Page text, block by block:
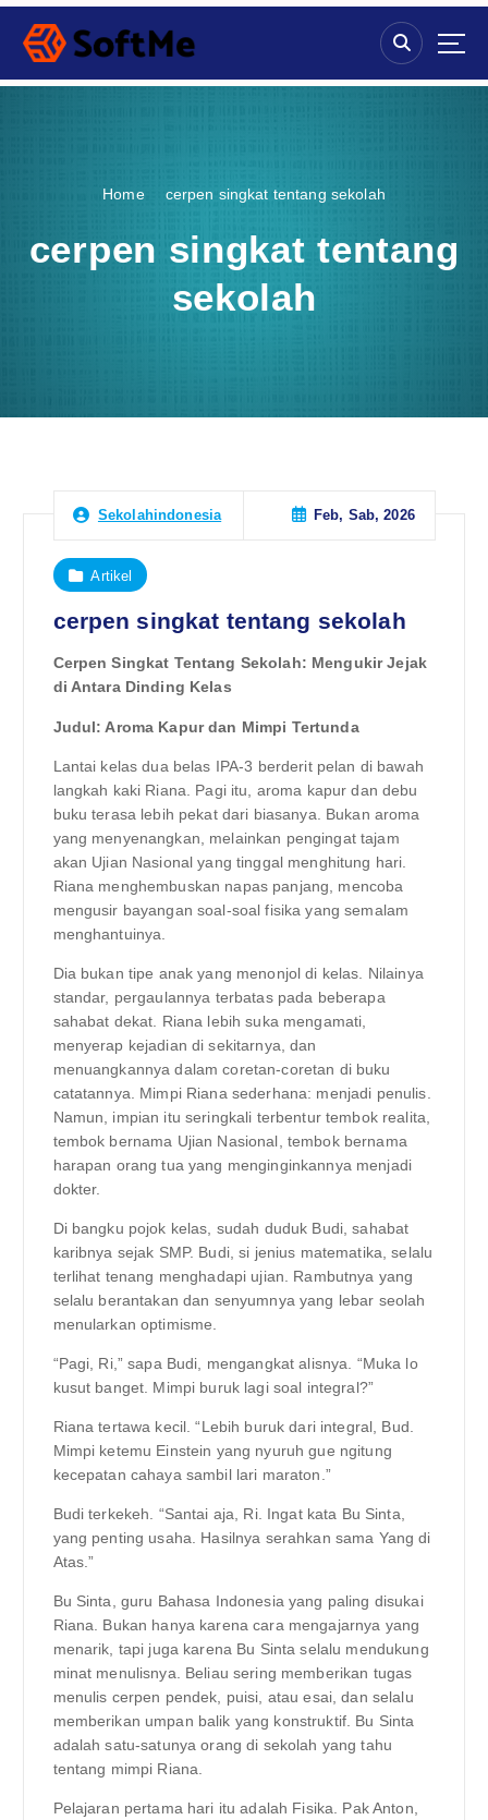
S
p
Home cerpen singkat tentang sekolah
cerpen singkat tentang
sekolah
Sekolahindonesia Feb, Sab, 2026
Artikel
cerpen singkat tentang sekolah
Cerpen Singkat Tentang Sekolah: Mengukir Jejak
di Antara Dinding Kelas
Judul: Aroma Kapur dan Mimpi Tertunda
Lantai kelas dua belas IPA-3 berderit pelan di bawah
langkah kaki Riana. Pagi itu, aroma kapur dan debu
buku terasa lebih pekat dari biasanya. Bukan aroma
yang menyenangkan, melainkan pengingat tajam
akan Ujian Nasional yang tinggal menghitung hari.
Riana menghembuskan napas panjang, mencoba
mengusir bayangan soal-soal fisika yang semalam
menghantuinya.
Dia bukan tipe anak yang menonjol di kelas. Nilainya
standar, pergaulannya terbatas pada beberapa
sahabat dekat. Riana lebih suka mengamati,
menyerap kejadian di sekitarnya, dan
menuangkannya dalam coretan-coretan di buku
catatannya. Mimpi Riana sederhana: menjadi penulis.
Namun, impian itu seringkali terbentur tembok realita,
tembok bernama Ujian Nasional, tembok bernama
harapan orang tua yang menginginkannya menjadi
dokter.
Di bangku pojok kelas, sudah duduk Budi, sahabat
karibnya sejak SMP. Budi, si jenius matematika, selalu
terlihat tenang menghadapi ujian. Rambutnya yang
selalu berantakan dan senyumnya yang lebar seolah
menularkan optimisme.
“Pagi, Ri,” sapa Budi, mengangkat alisnya. “Muka lo
kusut banget. Mimpi buruk lagi soal integral?”
Riana tertawa kecil. “Lebih buruk dari integral, Bud.
Mimpi ketemu Einstein yang nyuruh gue ngitung
kecepatan cahaya sambil lari maraton.”
Budi terkekeh. “Santai aja, Ri. Ingat kata Bu Sinta,
yang penting usaha. Hasilnya serahkan sama Yang di
Atas.”
Bu Sinta, guru Bahasa Indonesia yang paling disukai
Riana. Bukan hanya karena cara mengajarnya yang
menarik, tapi juga karena Bu Sinta selalu mendukung
minat menulisnya. Beliau sering memberikan tugas
menulis cerpen pendek, puisi, atau esai, dan selalu
memberikan umpan balik yang konstruktif. Bu Sinta
adalah satu-satunya orang di sekolah yang tahu
tentang mimpi Riana.
Pelajaran pertama hari itu adalah Fisika. Pak Anton,